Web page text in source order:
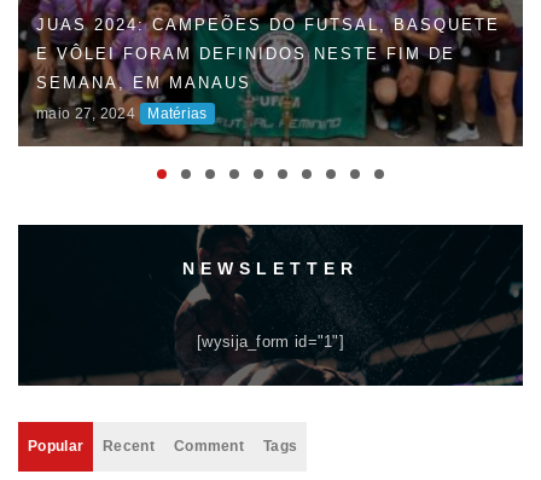
FAUD DÁ INÍCIO À 47ª EDIÇÃO DOS JOGOS
UNIVERSITÁRIOS DO AMAZONAS (JUAS) E
DISPUTAS ACIRRADAS MARCAM O INÍCIO DA
JUAS 2024: CAMPEÕES DO FUTSAL, BASQUETE
E VÔLEI FORAM DEFINIDOS NESTE FIM DE
SEMANA, EM MANAUS
maio 27, 2024 Matérias
NEWSLETTER
[wysija_form id="1"]
Popular Recent Comment Tags